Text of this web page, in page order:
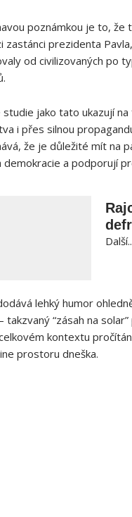
poznámkou je to,
zastánci prezidenta
od civilizovaných po
studie jako tato ukazují
i přes silnou
že je důležité mít na
demokracie a podporují
lehký humor
takzvaný “zásah na
kontextu
prostoru dneška.